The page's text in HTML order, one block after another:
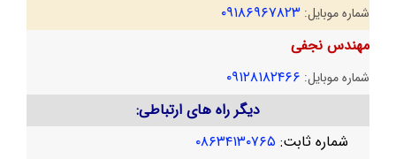
شماره موبایل: ۰۹۱۸۶۹۶۷۸۲۳
مهندس نجفی
شماره موبایل: ۰۹۱۲۸۱۸۲۴۶۶
دیگر راه های ارتباطی:
شماره ثابت: ۰۸۶۳۴۱۳۰۷۶۵